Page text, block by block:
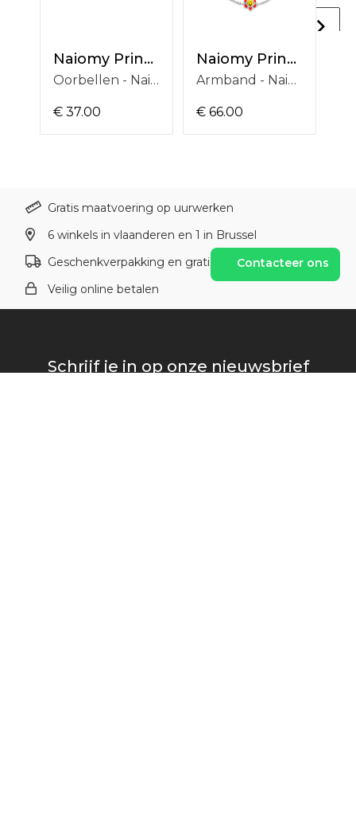
Naiomy Princess
Oorbellen - Naiomy Princess Oorbellen Zilver Wit *PB117
€ 37.00
Naiomy Princess
Armband - Naiomy Princess Armband Zilver Wit *PH098
€ 66.00
Gratis maatvoering op uurwerken
6 winkels in vlaanderen en 1 in Brussel
Geschenkverpakking en gratis levering vanaf €60
Veilig online betalen
Schrijf je in op onze nieuwsbrief
Contacteer ons